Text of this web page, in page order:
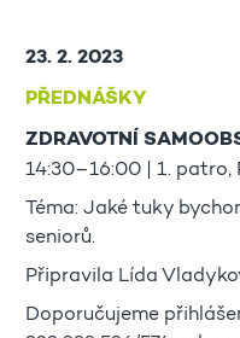
23. 2. 2023
PŘEDNÁŠKY
ZDRAVOTNÍ
14:30–16:00 | 1. patro,
Téma: Jaké tuky
seniorů.
Připravila Lída
Doporučujeme